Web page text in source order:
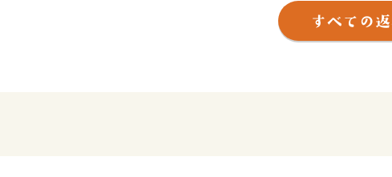
されています。
1984年(昭和59年)にノルウェー
ドの認定を受けて以来、「愛と